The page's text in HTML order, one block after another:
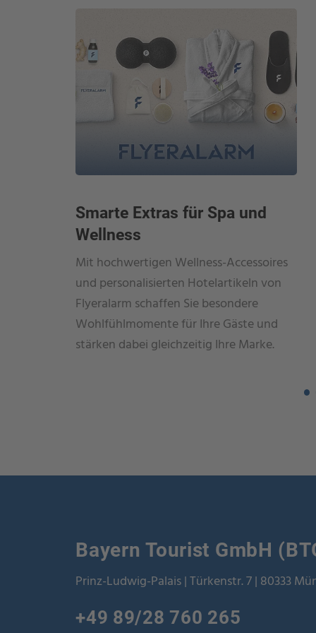
Smarte Extras für Spa und
Wellness
Mit hochwertigen Wellness-Accessoires
und personalisierten Hotelartikeln von
Flyeralarm schaffen Sie besondere
Wohlfühlmomente für Ihre Gäste und
stärken dabei gleichzeitig Ihre Marke.
Bayern Tourist GmbH
Prinz-Ludwig-Palais | Türkenstr. 7 | 80333
+49 89/28 760 265